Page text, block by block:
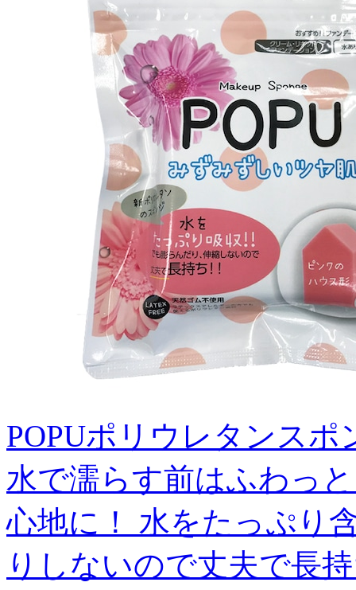
POPUポリウレタンスポ
水で濡らす前はふわっ
心地に！ 水をたっぷり
りしないので丈夫で長